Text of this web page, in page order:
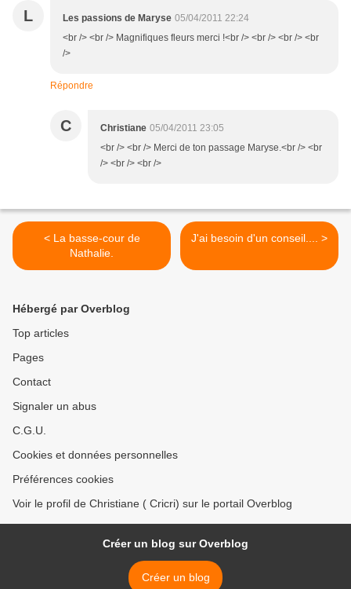
L Les passions de Maryse 05/04/2011 22:24
<br /> <br /> Magnifiques fleurs merci !<br /> <br /> <br /> <br
/>
Répondre
C Christiane 05/04/2011 23:05
<br /> <br /> Merci de ton passage Maryse.<br /> <br
/> <br /> <br />
< La basse-cour de
Nathalie.
J'ai besoin d'un conseil.... >
Hébergé par Overblog
Top articles
Pages
Contact
Signaler un abus
C.G.U.
Cookies et données personnelles
Préférences cookies
Voir le profil de Christiane ( Cricri) sur le portail Overblog
Créer un blog sur Overblog
Créer un blog